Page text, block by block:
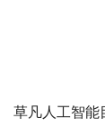
草凡人工智能